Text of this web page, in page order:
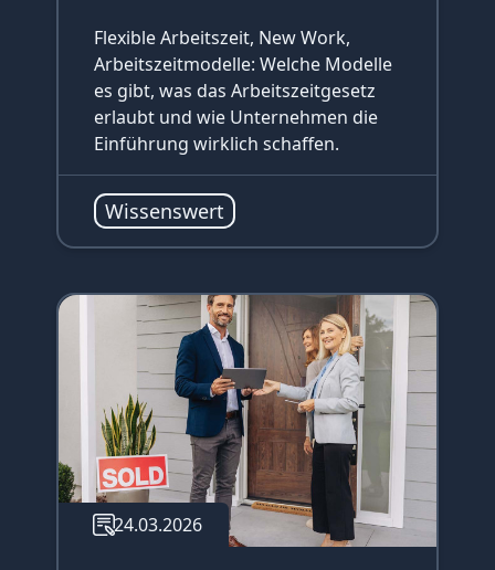
Flexible Arbeitszeit, New Work,
Arbeitszeitmodelle: Welche Modelle
es gibt, was das Arbeitszeitgesetz
erlaubt und wie Unternehmen die
Einführung wirklich schaffen.
Wissenswert
24.03.2026